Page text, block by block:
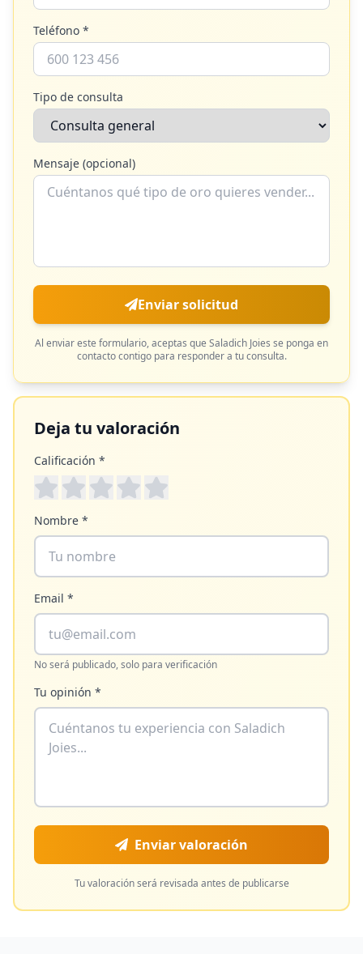
Teléfono *
Tipo de consulta
Mensaje (opcional)
Enviar solicitud
Al enviar este formulario, aceptas que Saladich Joies se ponga en
contacto contigo para responder a tu consulta.
Deja tu valoración
Calificación *
Nombre *
Email *
No será publicado, solo para verificación
Tu opinión *
Enviar valoración
Tu valoración será revisada antes de publicarse